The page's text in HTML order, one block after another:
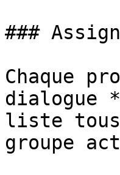
###
Chaque
dialogue
liste
groupe